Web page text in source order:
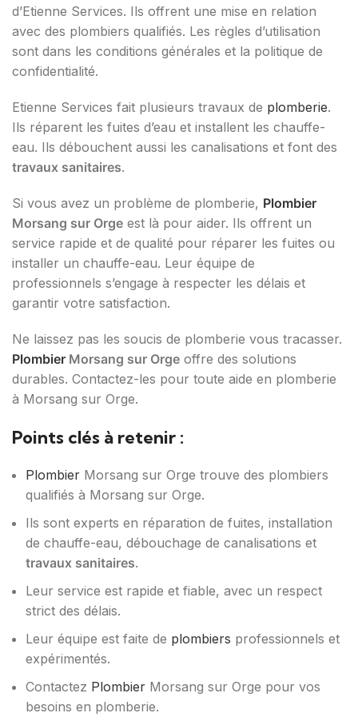
d’Etienne Services. Ils offrent une mise en relation
avec des plombiers qualifiés. Les règles d’utilisation
sont dans les conditions générales et la politique de
confidentialité.
Etienne Services fait plusieurs travaux de plomberie.
Ils réparent les fuites d’eau et installent les chauffe-
eau. Ils débouchent aussi les canalisations et font des
travaux sanitaires.
Si vous avez un problème de plomberie, Plombier
Morsang sur Orge est là pour aider. Ils offrent un
service rapide et de qualité pour réparer les fuites ou
installer un chauffe-eau. Leur équipe de
professionnels s’engage à respecter les délais et
garantir votre satisfaction.
Ne laissez pas les soucis de plomberie vous tracasser.
Plombier Morsang sur Orge offre des solutions
durables. Contactez-les pour toute aide en plomberie
à Morsang sur Orge.
Points clés à retenir :
Plombier Morsang sur Orge trouve des plombiers
qualifiés à Morsang sur Orge.
Ils sont experts en réparation de fuites, installation
de chauffe-eau, débouchage de canalisations et
travaux sanitaires.
Leur service est rapide et fiable, avec un respect
strict des délais.
Leur équipe est faite de plombiers professionnels et
expérimentés.
Contactez Plombier Morsang sur Orge pour vos
besoins en plomberie.